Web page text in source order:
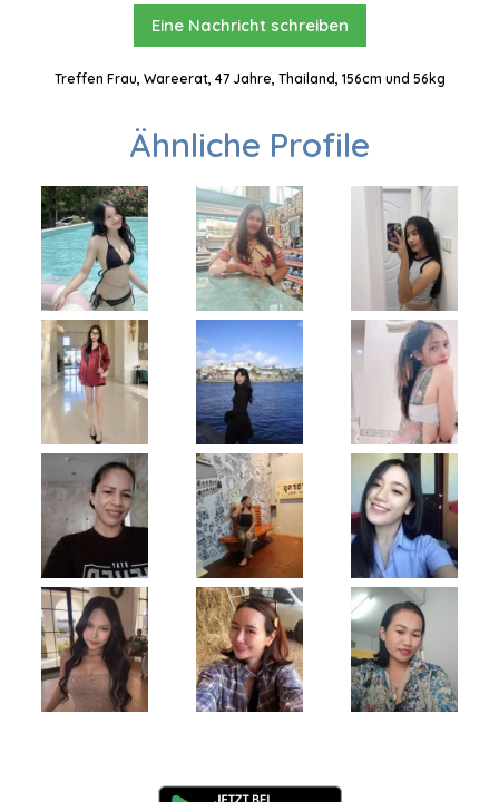
Eine Nachricht schreiben
Treffen Frau, Wareerat, 47 Jahre, Thailand, 156cm und 56kg
Ähnliche Profile